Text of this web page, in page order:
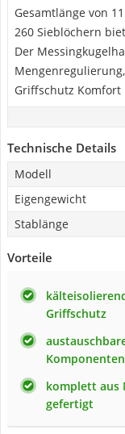
Gesamtlänge von
260 Sieblöchern
Der
Griffschutz Komfort
Technische Details
Modell
Eigengewicht
Stablänge
Vorteile
Griffschutz
Komponenten
komplett aus
gefertigt